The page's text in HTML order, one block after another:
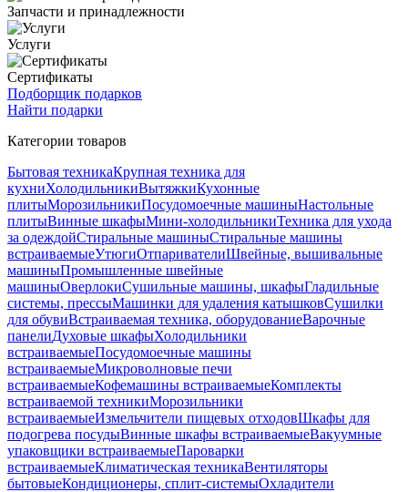
Запчасти и принадлежности
Услуги
Сертификаты
Подборщик подарков
Найти подарки
Категории товаров
Бытовая техникаКрупная техника для
кухниХолодильникиВытяжкиКухонные
плитыМорозильникиПосудомоечные машиныНастольные
плитыВинные шкафыМини-холодильникиТехника для ухода
за одеждойСтиральные машиныСтиральные машины
встраиваемыеУтюгиОтпаривателиШвейные, вышивальные
машиныПромышленные швейные
машиныОверлокиСушильные машины, шкафыГладильные
системы, прессыМашинки для удаления катышковСушилки
для обувиВстраиваемая техника, оборудованиеВарочные
панелиДуховые шкафыХолодильники
встраиваемыеПосудомоечные машины
встраиваемыеМикроволновые печи
встраиваемыеКофемашины встраиваемыеКомплекты
встраиваемой техникиМорозильники
встраиваемыеИзмельчители пищевых отходовШкафы для
подогрева посудыВинные шкафы встраиваемыеВакуумные
упаковщики встраиваемыеПароварки
встраиваемыеКлиматическая техникаВентиляторы
бытовыеКондиционеры, сплит-системыОхладители